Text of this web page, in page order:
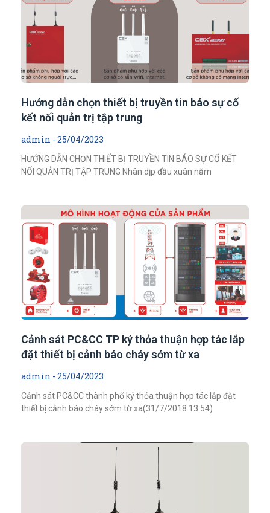
Hướng dẫn chọn thiết bị truyền tin báo sự cố
kết nối quản trị tập trung
admin 25/04/2023
HƯỚNG DẪN CHỌN THIẾT BỊ TRUYỀN TIN BÁO SỰ CỐ KẾT
NỐI QUẢN TRỊ TẬP TRUNG Nhân dịp đầu xuân năm
Cảnh sát PC&CC TP ký thỏa thuận hợp tác lắp
đặt thiết bị cảnh báo cháy sớm từ xa
admin 25/04/2023
Cảnh sát PC&CC thành phố ký thỏa thuận hợp tác lắp đặt
thiết bị cảnh báo cháy sớm từ xa(31/7/2018 13:54)